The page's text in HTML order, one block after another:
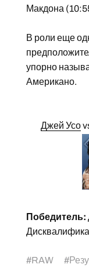
Макдона
В роли еще
упорно
Американо.
Джей Усо
Победитель:
#RAW #